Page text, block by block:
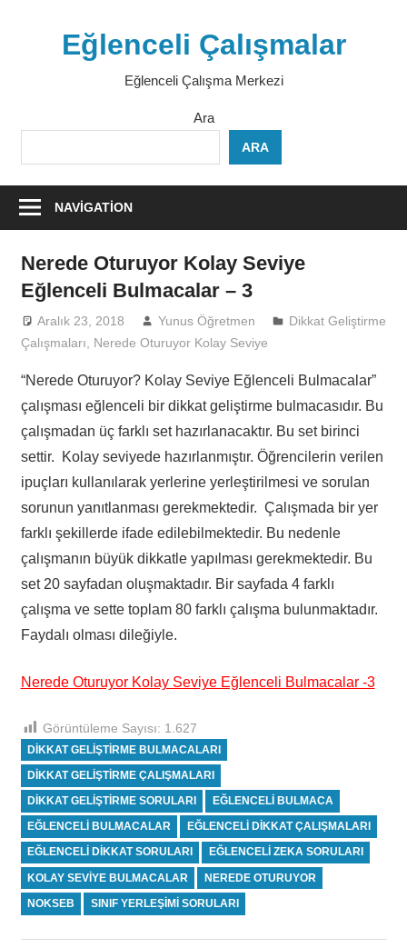
Eğlenceli Çalışmalar
Eğlenceli Çalışma Merkezi
Ara
ARA
NAVIGATION
Nerede Oturuyor Kolay Seviye
Eğlenceli Bulmacalar – 3
Aralık 23, 2018 Yunus Öğretmen
Dikkat Geliştirme
Çalışmaları
Nerede Oturuyor Kolay Seviye
“Nerede Oturuyor? Kolay Seviye Eğlenceli Bulmacalar”
çalışması eğlenceli bir dikkat geliştirme bulmacasıdır. Bu
çalışmadan üç farklı set hazırlanacaktır. Bu set birinci
settir. Kolay seviyede hazırlanmıştır. Öğrencilerin verilen
ipuçları kullanılarak yerlerine yerleştirilmesi ve sorulan
sorunun yanıtlanması gerekmektedir. Çalışmada bir yer
farklı şekillerde ifade edilebilmektedir. Bu nedenle
çalışmanın büyük dikkatle yapılması gerekmektedir. Bu
set 20 sayfadan oluşmaktadır. Bir sayfada 4 farklı
çalışma ve sette toplam 80 farklı çalışma bulunmaktadır.
Faydalı olması dileğiyle.
Nerede Oturuyor Kolay Seviye Eğlenceli Bulmacalar -3
Görüntüleme Sayısı: 1.627
DIKKAT GELIŞTIRME BULMACALARI
DIKKAT GELIŞTIRME ÇALIŞMALARI
DIKKAT GELIŞTIRME SORULARI EĞLENCELI BULMACA
EĞLENCELI BULMACALAR EĞLENCELI DIKKAT ÇALIŞMALARI
EĞLENCELI DIKKAT SORULARI EĞLENCELI ZEKA SORULARI
KOLAY SEVIYE BULMACALAR NEREDE OTURUYOR
NOKSEB SINIF YERLEŞIMI SORULARI